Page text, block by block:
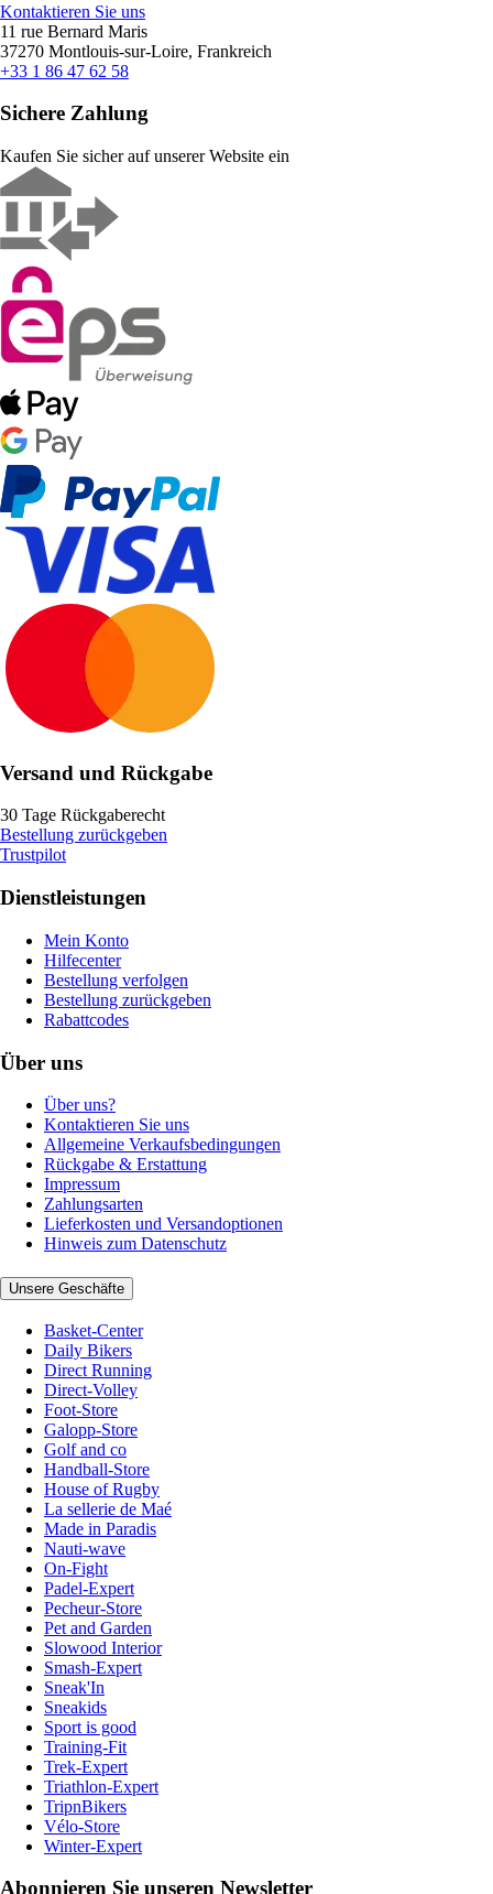
Kontaktieren Sie uns
11 rue Bernard Maris
37270 Montlouis-sur-Loire, Frankreich
+33 1 86 47 62 58
Sichere Zahlung
Kaufen Sie sicher auf unserer Website ein
Versand und Rückgabe
30 Tage Rückgaberecht
Bestellung zurückgeben
Trustpilot
Dienstleistungen
Mein Konto
Hilfecenter
Bestellung verfolgen
Bestellung zurückgeben
Rabattcodes
Über uns
Über uns?
Kontaktieren Sie uns
Allgemeine Verkaufsbedingungen
Rückgabe & Erstattung
Impressum
Zahlungsarten
Lieferkosten und Versandoptionen
Hinweis zum Datenschutz
Unsere Geschäfte
Basket-Center
Daily Bikers
Direct Running
Direct-Volley
Foot-Store
Galopp-Store
Golf and co
Handball-Store
House of Rugby
La sellerie de Maé
Made in Paradis
Nauti-wave
On-Fight
Padel-Expert
Pecheur-Store
Pet and Garden
Slowood Interior
Smash-Expert
Sneak'In
Sneakids
Sport is good
Training-Fit
Trek-Expert
Triathlon-Expert
TripnBikers
Vélo-Store
Winter-Expert
Abonnieren Sie unseren Newsletter